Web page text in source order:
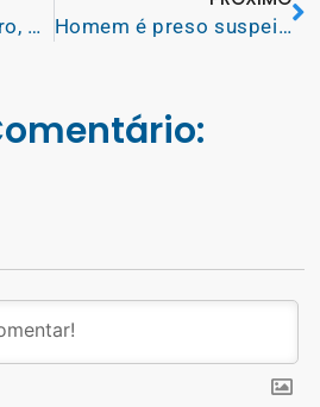
Com falha do goleiro, Mirassol derrota o Sampaio Corrêa na estreia da Copinha de 2024 Homem é preso suspeito de manter plantação de maconha em casa